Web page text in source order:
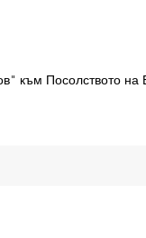
към Посолството на